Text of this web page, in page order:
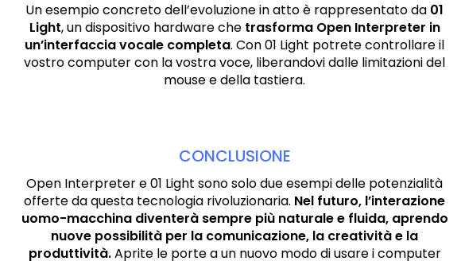
Un esempio concreto dell’evoluzione in atto è rappresentato da 01
Light, un dispositivo hardware che trasforma Open Interpreter in
un’interfaccia vocale completa. Con 01 Light potrete controllare il
vostro computer con la vostra voce, liberandovi dalle limitazioni del
mouse e della tastiera.
CONCLUSIONE
Open Interpreter e 01 Light sono solo due esempi delle potenzialità
offerte da questa tecnologia rivoluzionaria. Nel futuro, l’interazione
uomo-macchina diventerà sempre più naturale e fluida, aprendo
nuove possibilità per la comunicazione, la creatività e la
produttività.Aprite le porte a un nuovo modo di usare i computer